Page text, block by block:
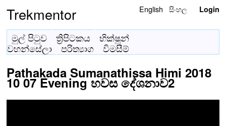
Trekmentor English සිංහල Login
මුල් පිටුව ත්‍රිපිටකය
භික්ෂූන්
වහන්සේලා
පරිත්‍යාග විමසීම්
Pathakada Sumanathissa Himi 2018
10 07 Evening හවස දේශනාව2